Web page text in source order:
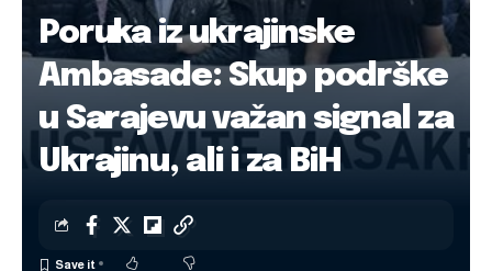
Poruka iz ukrajinske
Ambasade: Skup podrške
u Sarajevu važan signal za
Ukrajinu, ali i za BiH